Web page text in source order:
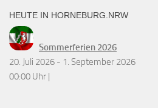
HEUTE IN HORNEBURG.NRW
Sommerferien 2026
20. Juli 2026 - 1. September 2026
00:00 Uhr |